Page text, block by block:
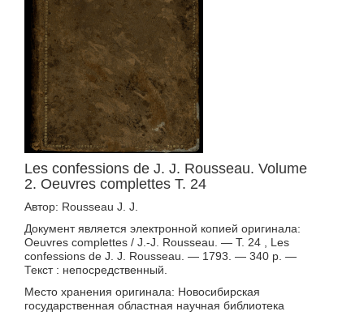
Les confessions de J. J. Rousseau. Volume
2. Oeuvres complettes T. 24
Автор: Rousseau J. J.
Документ является электронной копией оригинала:
Oeuvres complettes / J.-J. Rousseau. — Т. 24 , Les
confessions de J. J. Rousseau. — 1793. — 340 p. —
Текст : непосредственный.
Место хранения оригинала: Новосибирская
государственная областная научная библиотека